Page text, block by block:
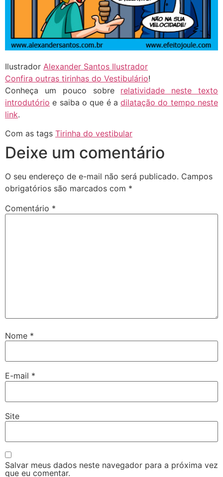
Ilustrador Alexander Santos Ilustrador
Confira outras tirinhas do Vestibulário!
Conheça um pouco sobre relatividade neste texto
introdutório e saiba o que é adilatação do tempo neste
link.
Com as tags Tirinha do vestibular
Deixe um comentário
O seu endereço de e-mail não será publicado. Campos
obrigatórios são marcados com *
Comentário *
Nome *
E-mail *
Site
Salvar meus dados neste navegador para a próxima vez
que eu comentar.